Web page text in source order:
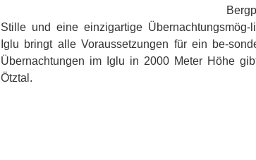
Stille und eine einzigartige
Iglu bringt alle Voraussetzungen für ein be-
Übernachtungen im Iglu in 2000 Meter Höhe
Ötztal.